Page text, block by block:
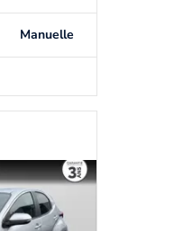
Manuelle